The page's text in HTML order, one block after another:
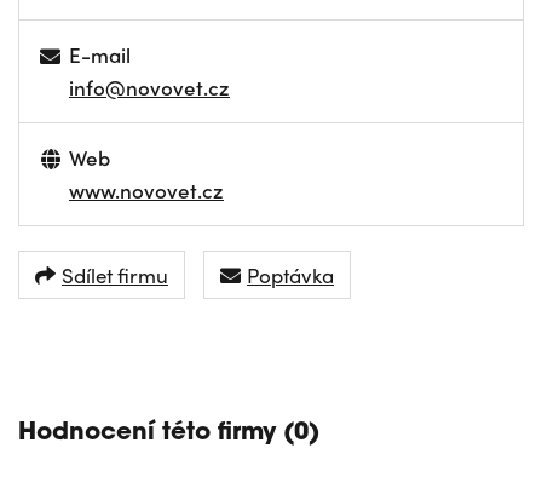
E-mail
info@novovet.cz
Web
www.novovet.cz
Sdílet firmu Poptávka
Hodnocení této firmy (0)